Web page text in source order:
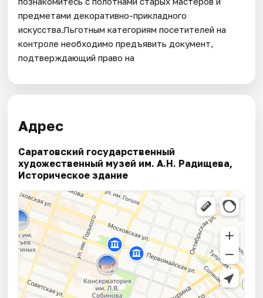
предметами декоративно-прикладного
искусства.Льготным категориям посетителей на
контроле необходимо предъявить документ,
подтверждающий право на
Адрес
Саратовский государственный
художественный музей им. А.Н. Радищева,
Историческое здание